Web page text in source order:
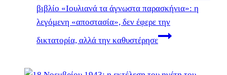
βιβλίο «Ιουλιανά τα άγνωστα παρασκήνια»: η
λεγόμενη «αποστασία», δεν έφερε την
δικτατορία, αλλά την καθυστέρησε